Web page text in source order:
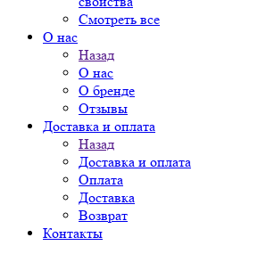
Смотреть все
О нас
Назад
О нас
О бренде
Отзывы
Доставка и оплата
Назад
Доставка и оплата
Оплата
Доставка
Возврат
Контакты